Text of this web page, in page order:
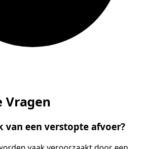
Vragen
van een verstopte afvoer?